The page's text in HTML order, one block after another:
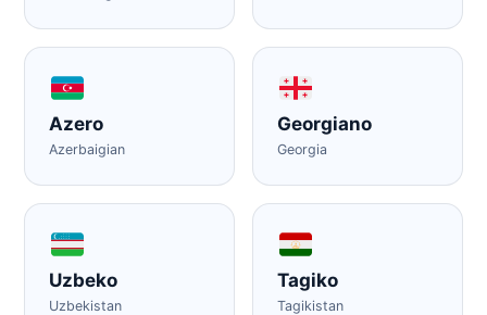
Azero
Azerbaigian
Georgiano
Georgia
Uzbeko
Uzbekistan
Tagiko
Tagikistan